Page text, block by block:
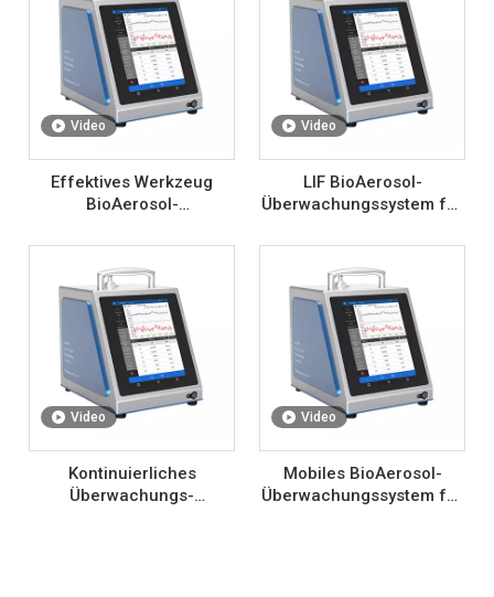
Video
Effektives Werkzeug
BioAerosol-
Luft
Video
LIF BioAerosol-
Überwachungssystem für
Video
Kontinuierliches
Überwachungs-
Video
Mobiles BioAerosol-
Überwachungssystem für